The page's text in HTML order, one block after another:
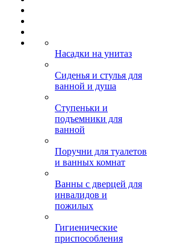
Насадки на унитаз
Сиденья и стулья для
ванной и душа
Ступеньки и
подъемники для
ванной
Поручни для туалетов
и ванных комнат
Ванны с дверцей для
инвалидов и
пожилых
Гигиенические
приспособления